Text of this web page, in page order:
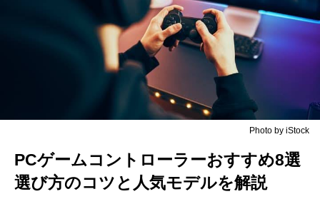
Photo by iStock
PCゲームコントローラーおすすめ8選
選び方のコツと人気モデルを解説